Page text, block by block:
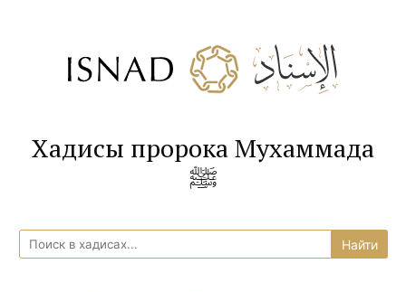
Хадисы пророка Мухаммада
ﷺ